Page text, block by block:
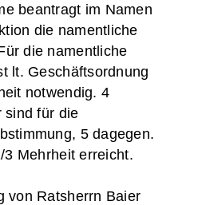
beantragt im Namen
die namentliche
die namentliche
lt. Geschäftsordnung
notwendig. 4
sind für die
5 dagegen.
3 Mehrheit erreicht.
von Ratsherrn Baier